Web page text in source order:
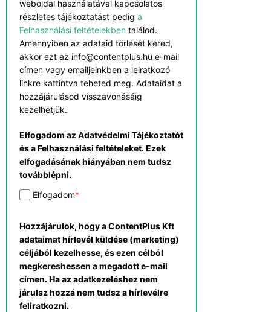
weboldal használatával kapcsolatos
részletes tájékoztatást pedig a
Felhasználási feltételekben találod.
Amennyiben az adataid törlését kéred,
akkor ezt az info@contentplus.hu e-mail
címen vagy emailjeinkben a leiratkozó
linkre kattintva teheted meg. Adataidat a
hozzájárulásod visszavonásáig
kezelhetjük.
Elfogadom az Adatvédelmi Tájékoztatót
és a Felhasználási feltételeket. Ezek
elfogadásának hiányában nem tudsz
továbblépni.
Elfogadom*
Hozzájárulok, hogy a ContentPlus Kft
adataimat hírlevél küldése (marketing)
céljából kezelhesse, és ezen célból
megkereshessen a megadott e-mail
címen. Ha az adatkezeléshez nem
járulsz hozzá nem tudsz a hírlevélre
feliratkozni.